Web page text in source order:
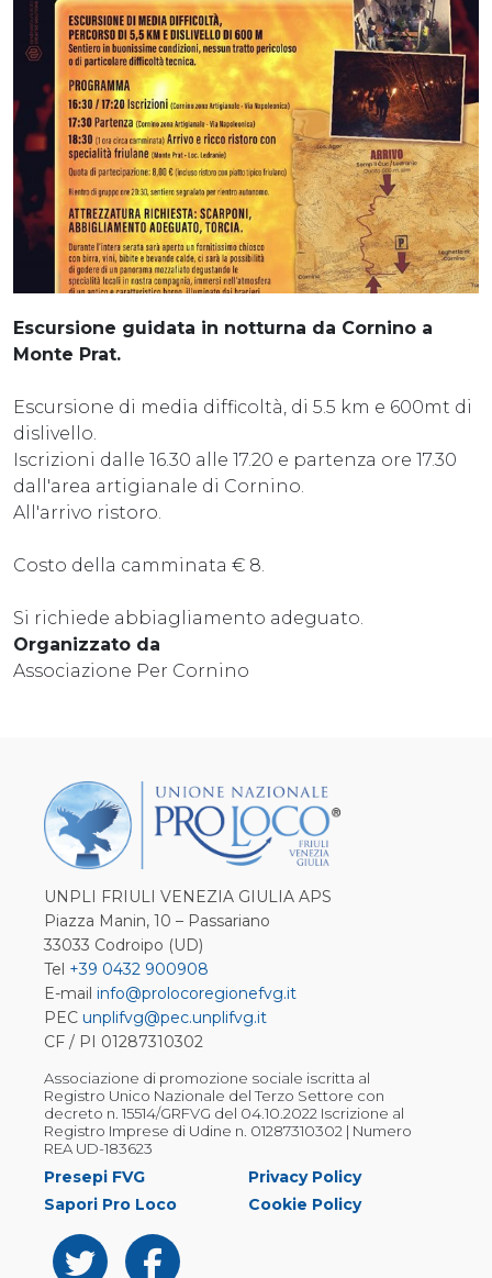
Escursione guidata in notturna da Cornino a
Monte Prat.
Escursione di media difficoltà, di 5.5 km e 600mt di
dislivello.
Iscrizioni dalle 16.30 alle 17.20 e partenza ore 17.30
dall'area artigianale di Cornino.
All'arrivo ristoro.
Costo della camminata € 8.
Si richiede abbiagliamento adeguato.
Organizzato da
Associazione Per Cornino
UNPLI FRIULI VENEZIA GIULIA APS
Piazza Manin, 10 – Passariano
33033 Codroipo (UD)
Tel +39 0432 900908
E-mail info@prolocoregionefvg.it
PEC unplifvg@pec.unplifvg.it
CF / PI 01287310302
Associazione di promozione sociale iscritta al
Registro Unico Nazionale del Terzo Settore con
decreto n. 15514/GRFVG del 04.10.2022 Iscrizione al
Registro Imprese di Udine n. 01287310302 | Numero
REA UD-183623
Presepi FVG
Sapori Pro Loco
Privacy Policy
Cookie Policy